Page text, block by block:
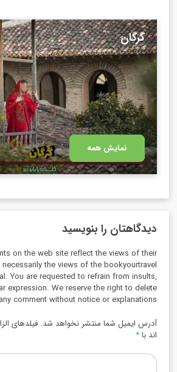
گرگان
نمایش همه
دیدگاهتان را بنویسید
on the web site reflect the views of their
the views of the bookyourtravel
You are requested to refrain from insults,
expression. We reserve the right to delete
any comment without notice or explanations.
آدرس ایمیل شما منتشر نخواهد شد. فیلدهای
اند با*